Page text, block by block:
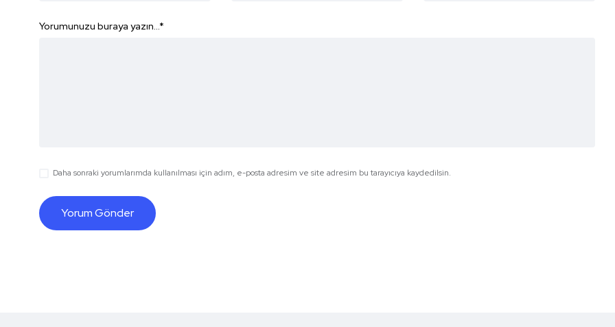
Yorumunuzu buraya yazın...*
Daha sonraki yorumlarımda kullanılması için adım, e-posta adresim ve site adresim bu tarayıcıya kaydedilsin.